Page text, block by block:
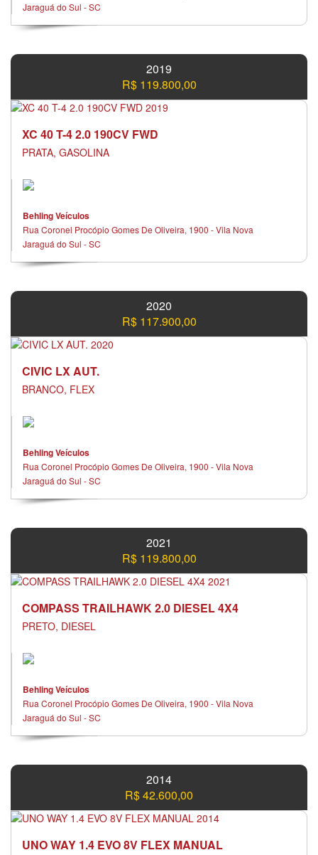
Jaraguá do Sul - SC
2019
R$ 119.800,00
XC 40 T-4 2.0 190CV FWD
PRATA, GASOLINA
Behling Veículos
Rua Coronel Procópio Gomes De Oliveira, 1900 - Vila Nova
Jaraguá do Sul - SC
2020
R$ 117.900,00
CIVIC LX AUT.
BRANCO, FLEX
Behling Veículos
Rua Coronel Procópio Gomes De Oliveira, 1900 - Vila Nova
Jaraguá do Sul - SC
2021
R$ 119.800,00
COMPASS TRAILHAWK 2.0 DIESEL 4X4
PRETO, DIESEL
Behling Veículos
Rua Coronel Procópio Gomes De Oliveira, 1900 - Vila Nova
Jaraguá do Sul - SC
2014
R$ 42.600,00
UNO WAY 1.4 EVO 8V FLEX MANUAL